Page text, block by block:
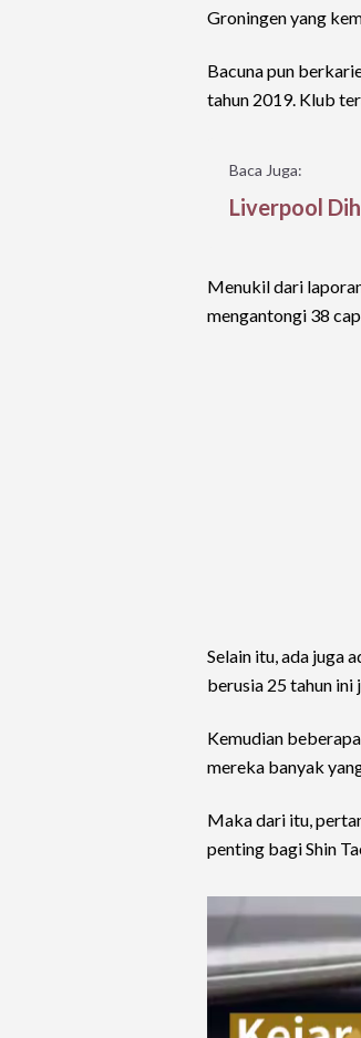
Groningen yang
Bacuna pun
tahun 2019. Klub
Baca Juga:
Liverpool
Menukil dari
mengantongi 38
Selain itu, ada juga
berusia 25 tahun
Kemudian
mereka banyak
Maka dari itu,
penting bagi Shin